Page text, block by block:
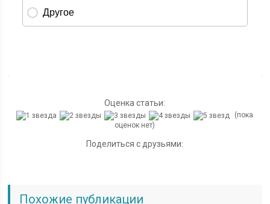
Оценка статьи:
(пока
оценок нет)
Поделиться с друзьями:
Похожие публикации